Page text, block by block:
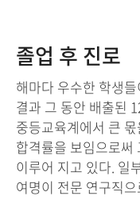
졸업 후 진로
해마다 우수한 학생
결과 그 동안 배출된
중등교육계에서 큰
합격률을 보임으로써
이루어 지고 있다. 일
여명이 전문 연구직